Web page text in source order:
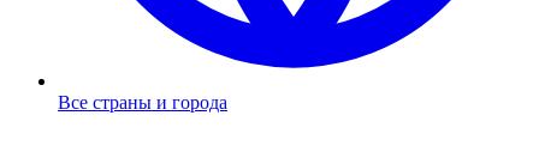
Все страны и города